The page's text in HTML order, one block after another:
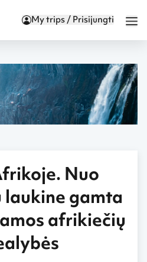
My trips / Prisijungti
Nuo
laukine gamta
afrikiečių